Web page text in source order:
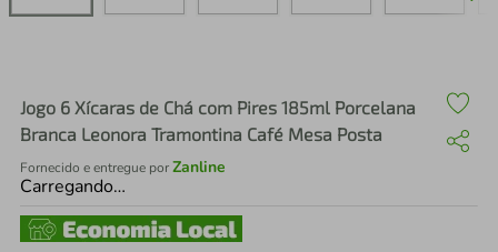
Jogo 6 Xícaras de Chá com Pires 185ml Porcelana
Branca Leonora Tramontina Café Mesa Posta
Fornecido e entregue porZanline
Carregando…